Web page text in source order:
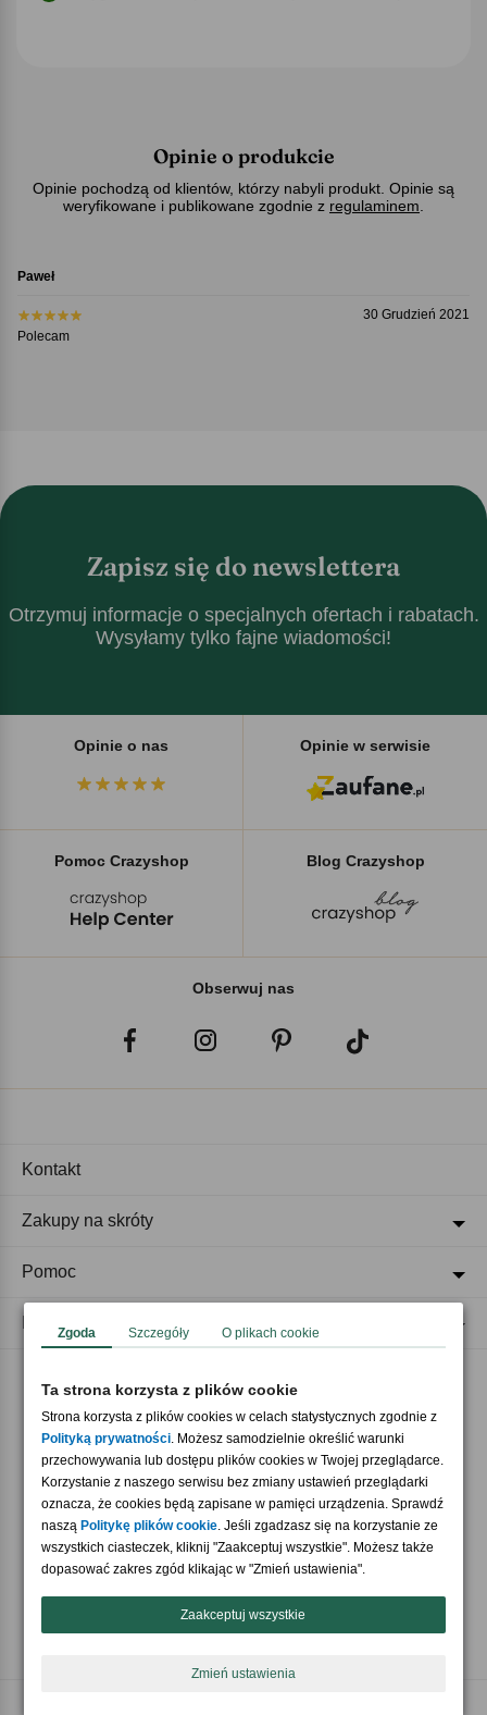
Opinie o produkcie
Opinie pochodzą od klientów, którzy nabyli produkt. Opinie są
weryfikowane i publikowane zgodnie z regulaminem
Paweł
30 Grudzień 2021
Polecam
Zapisz się do newslettera
Otrzymuj informacje o specjalnych ofertach i rabatach.
Wysyłamy tylko fajne wiadomości!
Opinie o nas Opinie w serwisie
Pomoc Crazyshop Blog Crazyshop
Obserwuj nas
Akceptujemy płatności
Nasi partnerzy
Kontakt
Zakupy na skróty
Pomoc
Zgoda Szczegóły O plikach cookie
Ta strona korzysta z plików cookie
Strona korzysta z plików cookies w celach statystycznych zgodnie z
Polityką prywatności. Możesz samodzielnie określić warunki
przechowywania lub dostępu plików cookies w Twojej przeglądarce.
Korzystanie z naszego serwisu bez zmiany ustawień przeglądarki
oznacza, że cookies będą zapisane w pamięci urządzenia. Sprawdź
naszą Politykę plików cookie. Jeśli zgadzasz się na korzystanie ze
wszystkich ciasteczek, kliknij "Zaakceptuj wszystkie". Możesz także
dopasować zakres zgód klikając w "Zmień ustawienia".
Zaakceptuj wszystkie
Zmień ustawienia